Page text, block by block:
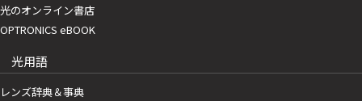
光のオンライン書店
OPTRONICS eBOOK
光用語
レンズ辞典＆事典